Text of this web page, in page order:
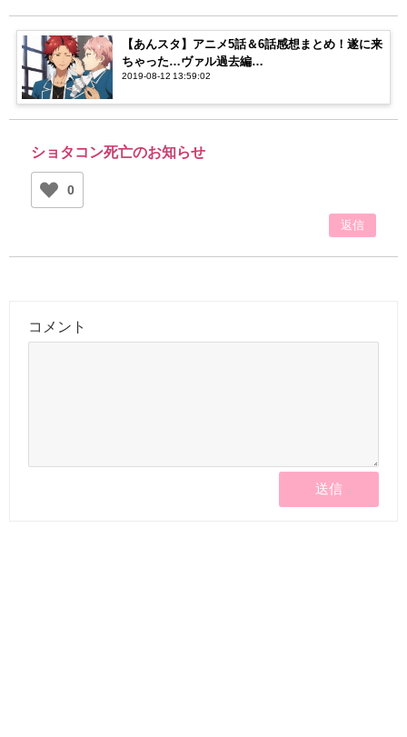
【あんスタ】アニメ5話＆6話感想まとめ！遂に来
ちゃった…ヴァル過去編…
2019-08-12 13:59:02
ショタコン死亡のお知らせ
0
返信
コメント